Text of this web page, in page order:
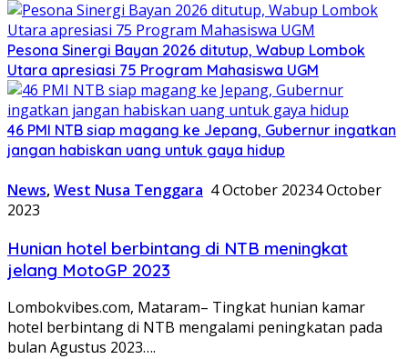
Pesona Sinergi Bayan 2026 ditutup, Wabup Lombok
Utara apresiasi 75 Program Mahasiswa UGM
46 PMI NTB siap magang ke Jepang, Gubernur ingatkan
jangan habiskan uang untuk gaya hidup
News,West Nusa Tenggara 4 October 20234 October
2023
Hunian hotel berbintang di NTB meningkat
jelang MotoGP 2023
Lombokvibes.com, Mataram– Tingkat hunian kamar
hotel berbintang di NTB mengalami peningkatan pada
bulan Agustus 2023….